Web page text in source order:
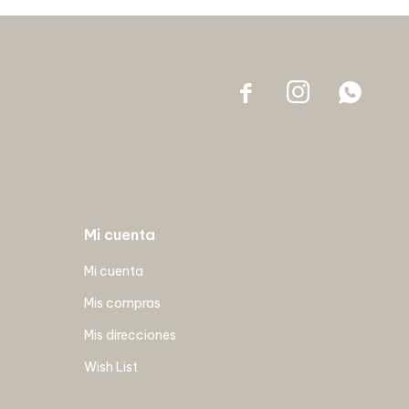
  
Mi cuenta
Mi cuenta
Mis compras
Mis direcciones
Wish List